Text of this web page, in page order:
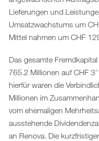
Lieferungen und
Umsatzwachstums um
Mittel nahmen um CHF
Das gesamte
765.2 Millionen auf CHF
hierfür waren die
Millionen im
vom ehemaligen
ausstehende
an Renova. Die